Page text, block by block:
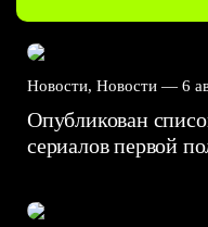
Новости, Новости — 6
Опубликован
сериалов первой